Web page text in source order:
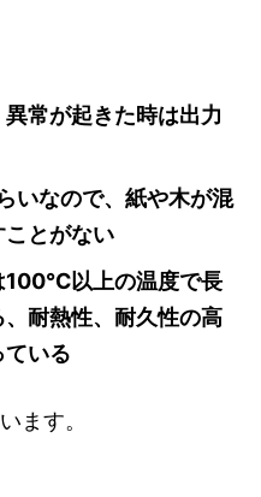
常が起きた時は出力
なので、紙や木が混
とがない
100℃以上の温度で長
耐熱性、耐久性の高
いる
ます。